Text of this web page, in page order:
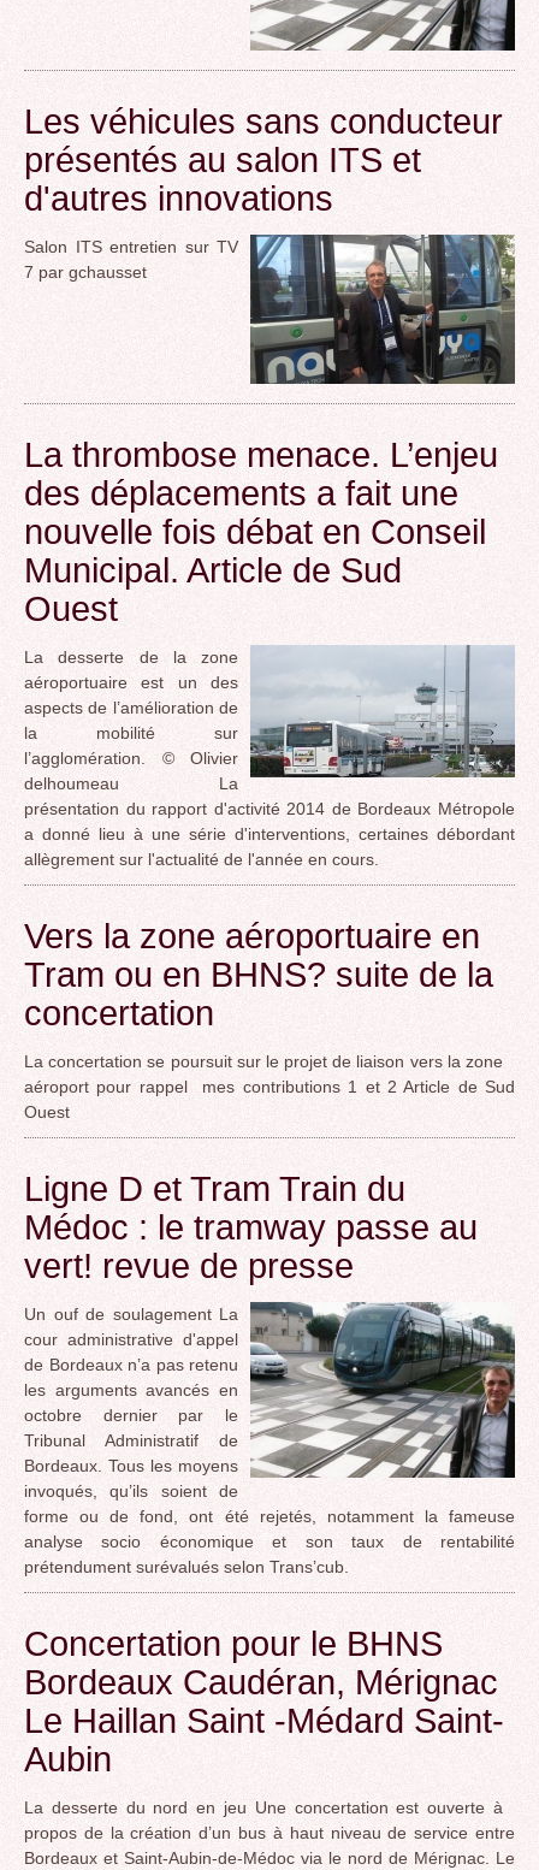
Les véhicules sans conducteur
présentés au salon ITS et
d'autres innovations
Salon ITS entretien sur TV
7 par gchausset
La thrombose menace. L’enjeu
des déplacements a fait une
nouvelle fois débat en Conseil
Municipal. Article de Sud
Ouest
La desserte de la zone
aéroportuaire est un des
aspects de l’amélioration de
la mobilité sur
l’agglomération. © Olivier
delhoumeau La
présentation du rapport d'activité 2014 de Bordeaux Métropole
a donné lieu à une série d'interventions, certaines débordant
allègrement sur l'actualité de l'année en cours.
Vers la zone aéroportuaire en
Tram ou en BHNS? suite de la
concertation
La concertation se poursuit sur le projet de liaison vers la zone
aéroport pour rappel mes contributions 1 et 2 Article de Sud
Ouest
Ligne D et Tram Train du
Médoc : le tramway passe au
vert! revue de presse
Un ouf de soulagement La
cour administrative d'appel
de Bordeaux n’a pas retenu
les arguments avancés en
octobre dernier par le
Tribunal Administratif de
Bordeaux. Tous les moyens
invoqués, qu’ils soient de
forme ou de fond, ont été rejetés, notamment la fameuse
analyse socio économique et son taux de rentabilité
prétendument surévalués selon Trans’cub.
Concertation pour le BHNS
Bordeaux Caudéran, Mérignac
Le Haillan Saint -Médard Saint-
Aubin
La desserte du nord en jeu Une concertation est ouverte à
propos de la création d’un bus à haut niveau de service entre
Bordeaux et Saint-Aubin-de-Médoc via le nord de Mérignac. Le